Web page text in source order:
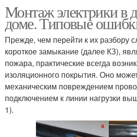
Монтаж электрики в
доме. Типовые
Прежде, чем перейти к их разбору
короткое замыкание (далее КЗ),
пожара, практические всегда
изоляционного покрытия. Оно
механическим повреждением
подключением к линии нагрузки
1).